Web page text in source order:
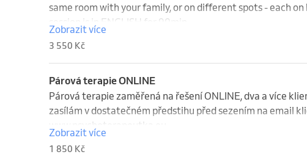
same room with your family, or on different spots - each
session is in ENGLISH for 90min.
Zobrazit více
3 550 Kč
Párová terapie ONLINE
Párová terapie zaměřená na řešení ONLINE, dva a více
zasílám v dostatečném předstihu před sezením na email
www.psychoterapeutka.eu.
Zobrazit více
1 850 Kč